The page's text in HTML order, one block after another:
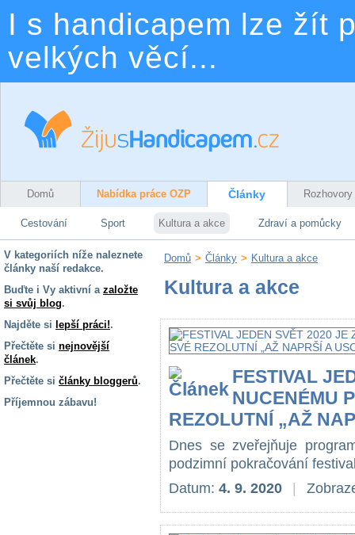
I s handicapem lze žít
velkých věcí...
Domů Nabídka práce OZP Články Rozhovory
Cestování Sport Kultura a akce Zdraví a pomůcky
V kategoriích níže naleznete
články naší redakce.
Buďte i Vy aktivní a založte
si svůj blog.
Najděte si lepší práci!.
Přečtěte si nejnovější
článek.
Přečtěte si články bloggerů.
Příjemnou zábavu!
Domů > Články > Kultura a akce
Kultura a akce
FESTIVAL
NUCENÉMU
REZOLUTNÍ „AŽ
Dnes se zveřejňuje
podzimní pokračování
Datum: 4. 9. 2020